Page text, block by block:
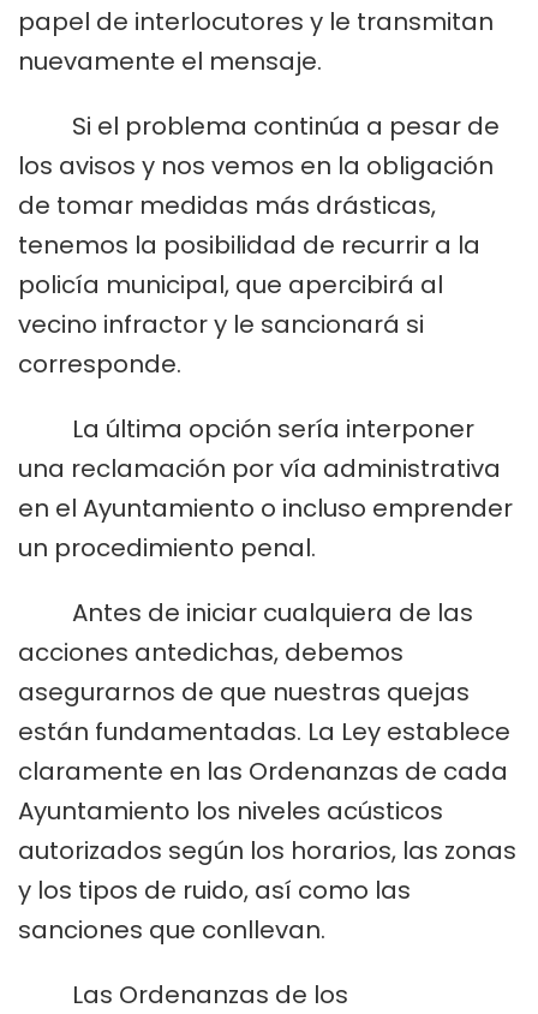
papel de interlocutores y le transmitan
nuevamente el mensaje.
Si el problema continúa a pesar de
los avisos y nos vemos en la obligación
de tomar medidas más drásticas,
tenemos la posibilidad de recurrir a la
policía municipal, que apercibirá al
vecino infractor y le sancionará si
corresponde.
La última opción sería interponer
una reclamación por vía administrativa
en el Ayuntamiento o incluso emprender
un procedimiento penal.
Antes de iniciar cualquiera de las
acciones antedichas, debemos
asegurarnos de que nuestras quejas
están fundamentadas. La Ley establece
claramente en las Ordenanzas de cada
Ayuntamiento los niveles acústicos
autorizados según los horarios, las zonas
y los tipos de ruido, así como las
sanciones que conllevan.
Las Ordenanzas de los